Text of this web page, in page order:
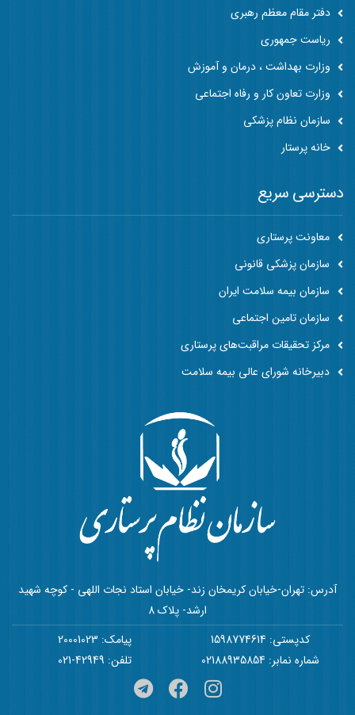
دفتر مقام معظم رهبری
ریاست جمهوری
وزارت بهداشت ، درمان و آموزش
وزارت تعاون کار و رفاه اجتماعی
سازمان نظام پزشکی
خانه پرستار
آدرس: تهران-خیابان کریمخان زند- خیابان استاد نجات اللهی - کوچه شهید
ارشد- پلاک 8
کدپستی: 1598774614
پیامک: 20001023
شماره نمابر: 02188935854
تلفن: 42949-021
دسترسی سریع
معاونت پرستاری
سازمان پزشکی قانونی
سازمان بیمه سلامت ایران
سازمان تامین اجتماعی
مرکز تحقیقات مراقبت‌های پرستاری
دبیرخانه شورای عالی بیمه سلامت